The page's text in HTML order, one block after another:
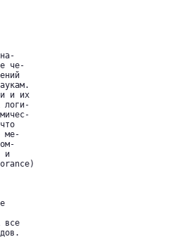
че-
и их
логи-
ме-
и
все